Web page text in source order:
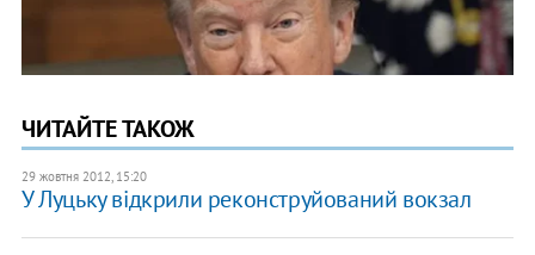
ЧИТАЙТЕ ТАКОЖ
29 жовтня 2012, 15:20
У Луцьку відкрили реконструйований вокзал